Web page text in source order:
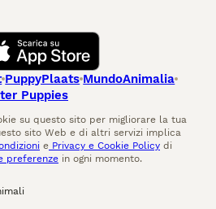
PuppyPlaats MundoAnimalia
Puppies
su questo sito per migliorare la tua
sito Web e di altri servizi implica
e Privacy e Cookie Policy di
preferenze in ogni momento.